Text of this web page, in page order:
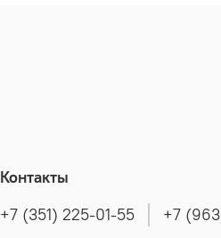
Контакты
+7 (351) 225-01-55
+7